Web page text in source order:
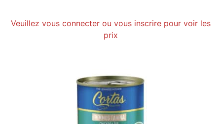
Veuillez vous connecter ou vous inscrire pour voir les
prix